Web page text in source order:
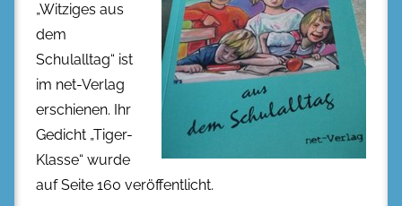
„Witziges aus
dem
Schulalltag“ ist
im net-Verlag
erschienen. Ihr
Gedicht „Tiger-
Klasse“ wurde
auf Seite 160 veröffentlicht.